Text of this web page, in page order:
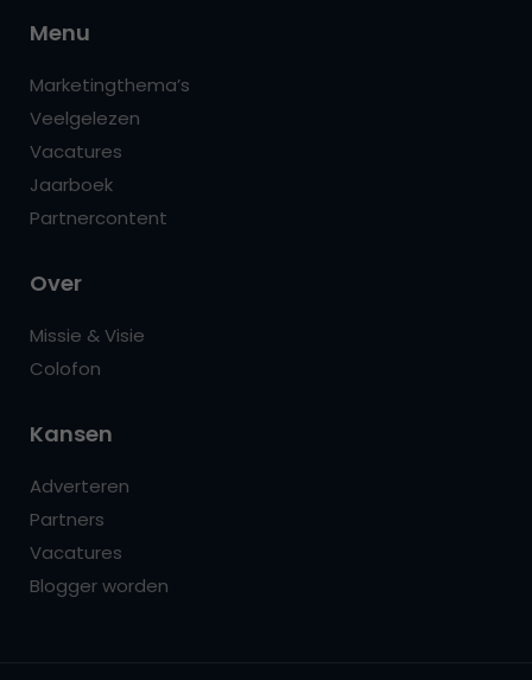
Menu
Marketingthema’s
Veelgelezen
Vacatures
Jaarboek
Partnercontent
Over
Missie & Visie
Colofon
Kansen
Adverteren
Partners
Vacatures
Blogger worden